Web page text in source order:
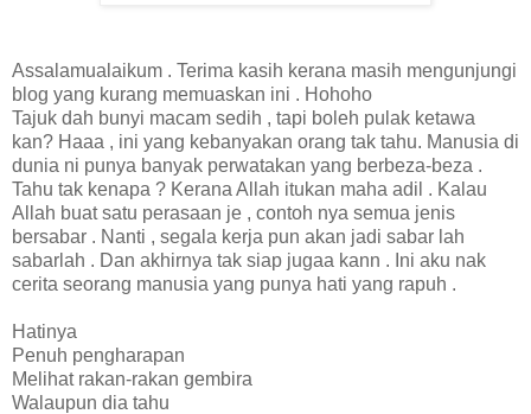
Assalamualaikum . Terima kasih kerana masih mengunjungi
blog yang kurang memuaskan ini . Hohoho
Tajuk dah bunyi macam sedih , tapi boleh pulak ketawa
kan? Haaa , ini yang kebanyakan orang tak tahu. Manusia di
dunia ni punya banyak perwatakan yang berbeza-beza .
Tahu tak kenapa ? Kerana Allah itukan maha adil . Kalau
Allah buat satu perasaan je , contoh nya semua jenis
bersabar . Nanti , segala kerja pun akan jadi sabar lah
sabarlah . Dan akhirnya tak siap jugaa kann . Ini aku nak
cerita seorang manusia yang punya hati yang rapuh .
Hatinya
Penuh pengharapan
Melihat rakan-rakan gembira
Walaupun dia tahu